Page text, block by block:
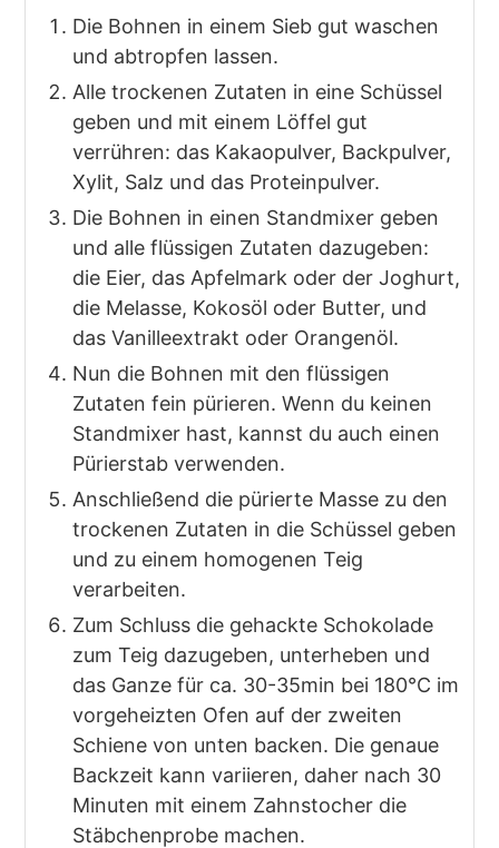
Die Bohnen in einem Sieb gut waschen
und abtropfen lassen.
Alle trockenen Zutaten in eine Schüssel
geben und mit einem Löffel gut
verrühren: das Kakaopulver, Backpulver,
Xylit, Salz und das Proteinpulver.
Die Bohnen in einen Standmixer geben
und alle flüssigen Zutaten dazugeben:
die Eier, das Apfelmark oder der Joghurt,
die Melasse, Kokosöl oder Butter, und
das Vanilleextrakt oder Orangenöl.
Nun die Bohnen mit den flüssigen
Zutaten fein pürieren. Wenn du keinen
Standmixer hast, kannst du auch einen
Pürierstab verwenden.
Anschließend die pürierte Masse zu den
trockenen Zutaten in die Schüssel geben
und zu einem homogenen Teig
verarbeiten.
Zum Schluss die gehackte Schokolade
zum Teig dazugeben, unterheben und
das Ganze für ca. 30-35min bei 180°C im
vorgeheizten Ofen auf der zweiten
Schiene von unten backen. Die genaue
Backzeit kann variieren, daher nach 30
Minuten mit einem Zahnstocher die
Stäbchenprobe machen.